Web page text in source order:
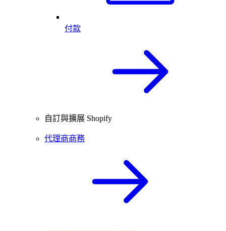
付款
自訂與擴展 Shopify
代理商商務